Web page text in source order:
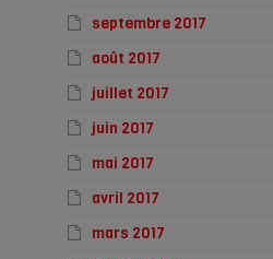
septembre 2017
août 2017
juillet 2017
juin 2017
mai 2017
avril 2017
mars 2017